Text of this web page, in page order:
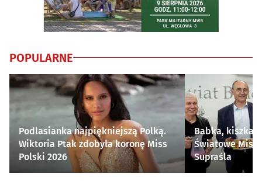
POPULARNE
Podlasianka najpiękniejszą Polką.
Wiktoria Ptak zdobyła koronę Miss
Polski 2026
Babka, kiszka i
Światowe
Supraśla